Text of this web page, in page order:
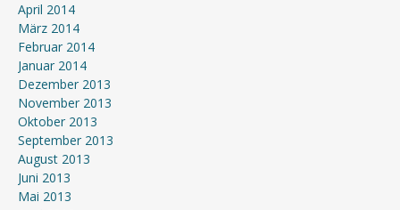
April 2014
März 2014
Februar 2014
Januar 2014
Dezember 2013
November 2013
Oktober 2013
September 2013
August 2013
Juni 2013
Mai 2013